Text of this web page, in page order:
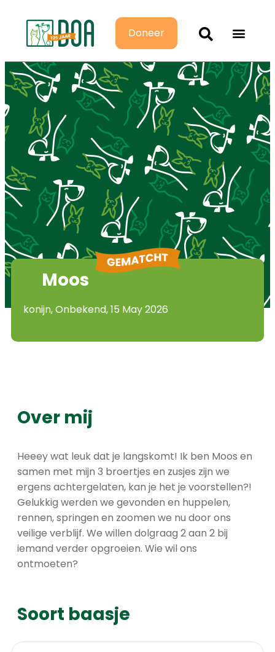
Doneer
Moos
konijn, Onbekend, 15 May 2026
Over mij
Heeey wat leuk dat je langskomt! Ik ben Moos en
samen met mijn 3 broertjes en zusjes zijn we
ergens achtergelaten, kan je het je voorstellen?!
Gelukkig werden we gevonden en huppelen,
rennen, springen en zoomen we nu door ons
veilige verblijf. We willen dolgraag 2 aan 2 bij
iemand verder opgroeien. Wie wil ons
ontmoeten?
Soort baasje